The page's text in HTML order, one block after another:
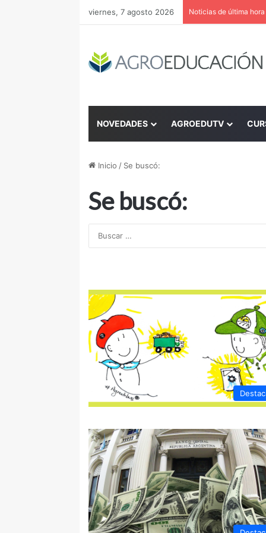
viernes, 7 agosto 2026 Noticias de última hora
NOVEDADES AGROEDUTV
Inicio / Se buscó:
Se buscó: